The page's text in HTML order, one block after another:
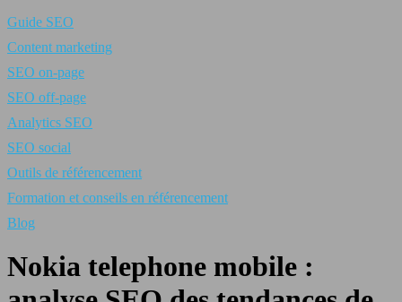
Guide SEO
Content marketing
SEO on-page
SEO off-page
Analytics SEO
SEO social
Outils de référencement
Formation et conseils en référencement
Blog
Nokia telephone mobile :